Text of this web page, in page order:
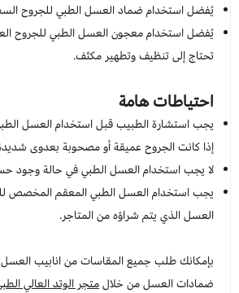
يُفضل استخدام ضماد العسل الطبي للجروح
يُفضل استخدام معجون العسل الطبي للجروح
تحتاج إلى تنظيف وتطهير مكثف.
احتياطات هامة
يجب استشارة الطبيب قبل استخدام العسل
إذا كانت الجروح عميقة أو مصحوبة بعدوى
لا يجب استخدام العسل الطبي في حالة وجود
يجب استخدام العسل الطبي المعقم المخصص
العسل الذي يتم شراؤه من المتاجر.
بإمكانك طلب جميع المقاسات من انابيب العسل
ضمادات العسل من خلالمتجر الوتد العالي الطبي